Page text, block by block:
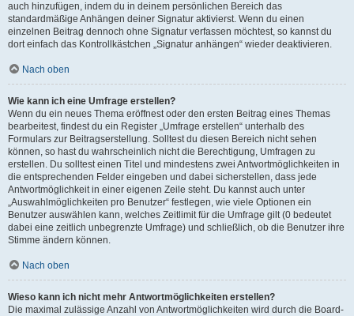
auch hinzufügen, indem du in deinem persönlichen Bereich das
standardmäßige Anhängen deiner Signatur aktivierst. Wenn du einen
einzelnen Beitrag dennoch ohne Signatur verfassen möchtest, so kannst du
dort einfach das Kontrollkästchen „Signatur anhängen“ wieder deaktivieren.
Nach oben
Wie kann ich eine Umfrage erstellen?
Wenn du ein neues Thema eröffnest oder den ersten Beitrag eines Themas
bearbeitest, findest du ein Register „Umfrage erstellen“ unterhalb des
Formulars zur Beitragserstellung. Solltest du diesen Bereich nicht sehen
können, so hast du wahrscheinlich nicht die Berechtigung, Umfragen zu
erstellen. Du solltest einen Titel und mindestens zwei Antwortmöglichkeiten in
die entsprechenden Felder eingeben und dabei sicherstellen, dass jede
Antwortmöglichkeit in einer eigenen Zeile steht. Du kannst auch unter
„Auswahlmöglichkeiten pro Benutzer“ festlegen, wie viele Optionen ein
Benutzer auswählen kann, welches Zeitlimit für die Umfrage gilt (0 bedeutet
dabei eine zeitlich unbegrenzte Umfrage) und schließlich, ob die Benutzer ihre
Stimme ändern können.
Nach oben
Wieso kann ich nicht mehr Antwortmöglichkeiten erstellen?
Die maximal zulässige Anzahl von Antwortmöglichkeiten wird durch die Board-